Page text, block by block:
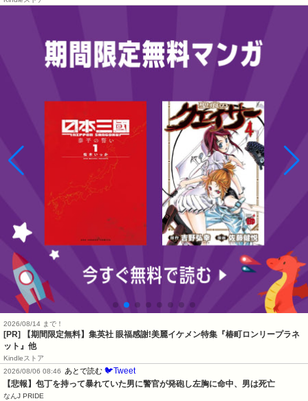
2026/08/14 まで！
[PR] 【期間限定無料】集英社 眼福感謝!美麗イケメン特集『椿町ロンリープラネ
ット』他
Kindleストア
2026/08/06 08:46
あとで読む 🐦Tweet
【悲報】包丁を持って暴れていた男に警官が発砲し左胸に命中、男は死亡
なんJ PRIDE